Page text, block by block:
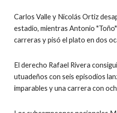
Carlos Valle y Nicolás Ortiz
estadio, mientras Antonio
carreras y pisó el plato en dos
El derecho Rafael Rivera
utuadeños con seis episodios
imparables y una carrera con